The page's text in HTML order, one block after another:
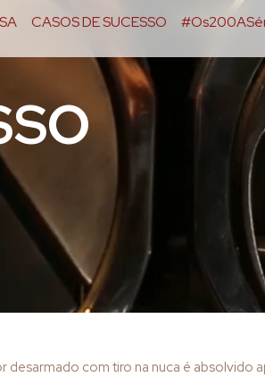
CASOS DE SUCESSO
desarmado com tiro na nuca é absolvido